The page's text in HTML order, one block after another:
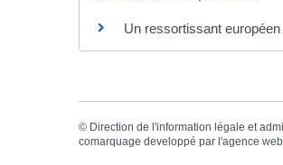
Un ressortissant
© Direction de l'information légale et
comarquage developpé par l'agence web